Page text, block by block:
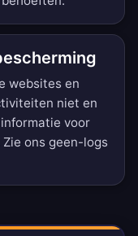
websites en
niet en
voor
ons geen-logs